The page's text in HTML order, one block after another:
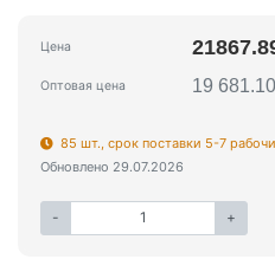
Цена
Оптовая цена 19
85 шт., срок поставки 5-7
Обновлено 29.07.2026
- +